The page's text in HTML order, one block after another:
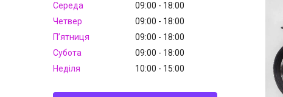
Середа
09:00
18:00
Четвер
09:00
18:00
Пʼятниця
09:00
18:00
Субота
09:00
18:00
Неділя
10:00 15:00